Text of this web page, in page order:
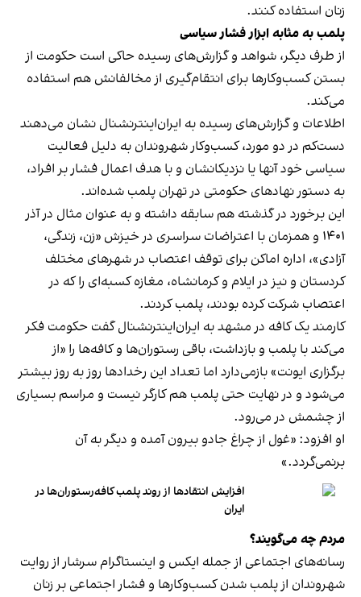
زنان استفاده کنند.
پلمب به مثابه ابزار فشار سیاسی
از طرف دیگر، شواهد و گزارش‌های رسیده حاکی است حکومت از
بستن کسب‌وکارها برای انتقام‌گیری از مخالفانش هم استفاده
می‌کند.
اطلاعات و گزارش‌های رسیده به ایران‌اینترنشنال نشان می‌دهند
دست‌کم در دو مورد، کسب‌وکار شهروندان به دلیل فعالیت
سیاسی خود آنها یا نزدیکانشان و با هدف اعمال فشار بر افراد،
به دستور نهادهای حکومتی در تهران پلمب شده‌اند.
این برخورد در گذشته هم سابقه داشته و به عنوان مثال در آذر
۱۴۰۱ و همزمان با اعتراضات سراسری در خیزش «زن، زندگی،
آزادی»، اداره اماکن برای توقف اعتصاب در شهرهای مختلف
کردستان و نیز در ایلام و کرمانشاه، مغازه کسبه‌ای را که در
اعتصاب شرکت کرده بودند، پلمب کردند.
کارمند یک کافه در مشهد به ایران‌اینترنشنال گفت حکومت فکر
می‌کند با پلمب و بازداشت، باقی رستوران‌ها و کافه‌ها را «از
برگزاری ایونت» بازمی‌دارد اما تعداد این رخدادها روز به روز بیشتر
می‌شود و در نهایت حتی پلمب هم کارگر نیست و مراسم بسیاری
از چشمش در می‌رود.
او افزود: «غول از چراغ جادو بیرون آمده و دیگر به آن
برنمی‎‌گردد.»
افزایش انتقادها از روند پلمب کافه‌رستوران‌ها در
ایران
مردم چه می‌گویند؟
رسانه‎‌های اجتماعی از جمله ایکس و اینستاگرام سرشار از روایت
شهروندان از پلمب شدن کسب‌وکارها و فشار اجتماعی بر زنان